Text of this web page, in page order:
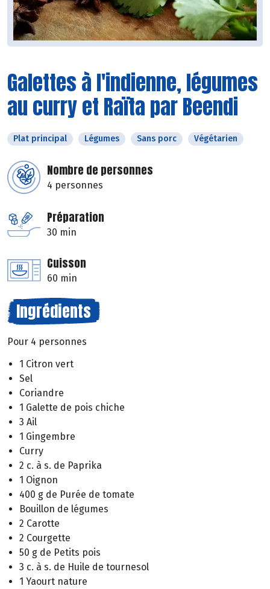
Galettes à l'indienne, légumes
au curry et Raïta par Beendi
Plat principal Légumes Sans porc Végétarien
Nombre de personnes
4 personnes
Préparation
30 min
Cuisson
60 min
Ingrédients
Pour 4 personnes
1 Citron vert
Sel
Coriandre
1 Galette de pois chiche
3 Ail
1 Gingembre
Curry
2 c. à s. de Paprika
1 Oignon
400 g de Purée de tomate
Bouillon de légumes
2 Carotte
2 Courgette
50 g de Petits pois
3 c. à s. de Huile de tournesol
1 Yaourt nature